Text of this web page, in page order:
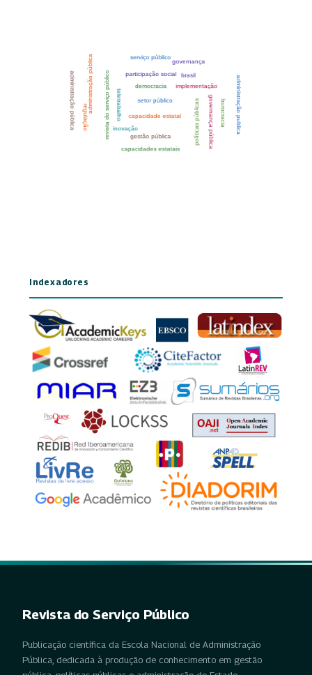
Indexadores
Revista do Serviço Público
Publicação científica da Escola Nacional de Administração
Pública, dedicada à produção de conhecimento em gestão